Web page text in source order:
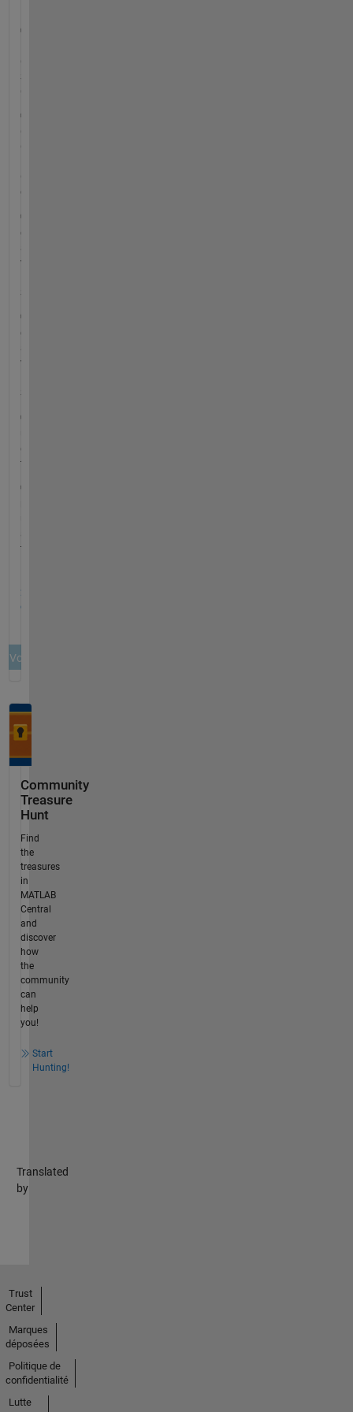
Community
Treasure
Hunt
Find
the
treasures
in
MATLAB
Central
and
discover
how
the
community
can
help
you!
Start
Hunting!
Translated
by
Trust
Center
Marques
déposées
Politique de
confidentialité
Lutte